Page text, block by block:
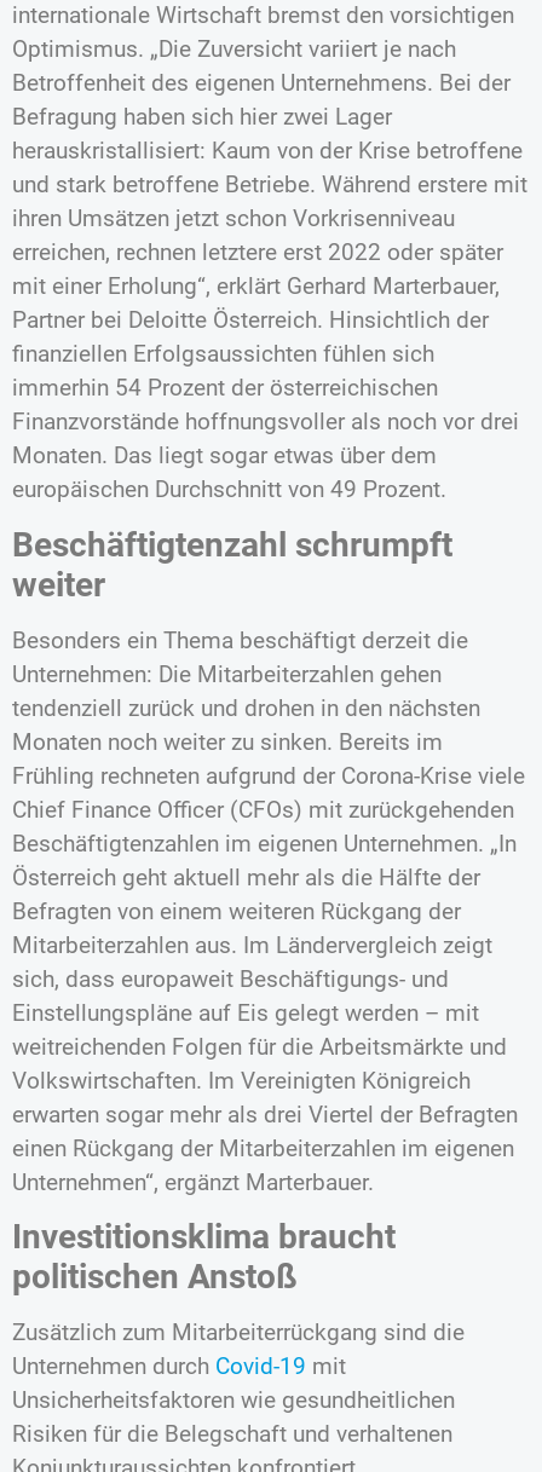
internationale Wirtschaft bremst den vorsichtigen
Optimismus. „Die Zuversicht variiert je nach
Betroffenheit des eigenen Unternehmens. Bei der
Befragung haben sich hier zwei Lager
herauskristallisiert: Kaum von der Krise betroffene
und stark betroffene Betriebe. Während erstere mit
ihren Umsätzen jetzt schon Vorkrisenniveau
erreichen, rechnen letztere erst 2022 oder später
mit einer Erholung“, erklärt Gerhard Marterbauer,
Partner bei Deloitte Österreich. Hinsichtlich der
finanziellen Erfolgsaussichten fühlen sich
immerhin 54 Prozent der österreichischen
Finanzvorstände hoffnungsvoller als noch vor drei
Monaten. Das liegt sogar etwas über dem
europäischen Durchschnitt von 49 Prozent.
Beschäftigtenzahl schrumpft
weiter
Besonders ein Thema beschäftigt derzeit die
Unternehmen: Die Mitarbeiterzahlen gehen
tendenziell zurück und drohen in den nächsten
Monaten noch weiter zu sinken. Bereits im
Frühling rechneten aufgrund der Corona-Krise viele
Chief Finance Officer (CFOs) mit zurückgehenden
Beschäftigtenzahlen im eigenen Unternehmen. „In
Österreich geht aktuell mehr als die Hälfte der
Befragten von einem weiteren Rückgang der
Mitarbeiterzahlen aus. Im Ländervergleich zeigt
sich, dass europaweit Beschäftigungs- und
Einstellungspläne auf Eis gelegt werden – mit
weitreichenden Folgen für die Arbeitsmärkte und
Volkswirtschaften. Im Vereinigten Königreich
erwarten sogar mehr als drei Viertel der Befragten
einen Rückgang der Mitarbeiterzahlen im eigenen
Unternehmen“, ergänzt Marterbauer.
Investitionsklima braucht
politischen Anstoß
Zusätzlich zum Mitarbeiterrückgang sind die
Unternehmen durch Covid-19 mit
Unsicherheitsfaktoren wie gesundheitlichen
Risiken für die Belegschaft und verhaltenen